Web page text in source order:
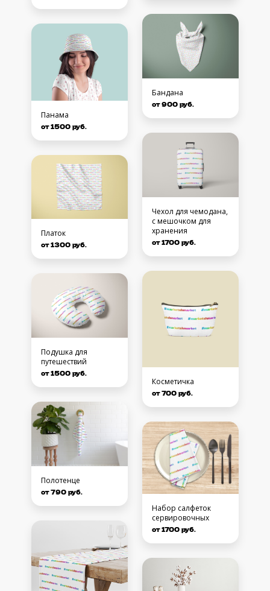
Панама
от 1500 руб.
Платок
от 1300 руб.
Подушка для
путешествий
от 1500 руб.
Полотенце
от 790 руб.
Бандана
от 900 руб.
Чехол для чемодана,
с мешочком для
хранения
от 1700 руб.
Косметичка
от 700 руб.
Набор салфеток
сервировочных
от 1700 руб.